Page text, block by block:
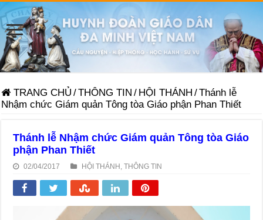
TRANG CHỦ /THÔNG TIN / HỘI THÁNH /Thánh lễ
Nhậm chức Giám quản Tông tòa Giáo phận Phan Thiết
Thánh lễ Nhậm chức Giám quản Tông tòa Giáo
phận Phan Thiết
02/04/2017 HỘI THÁNH ,THÔNG TIN